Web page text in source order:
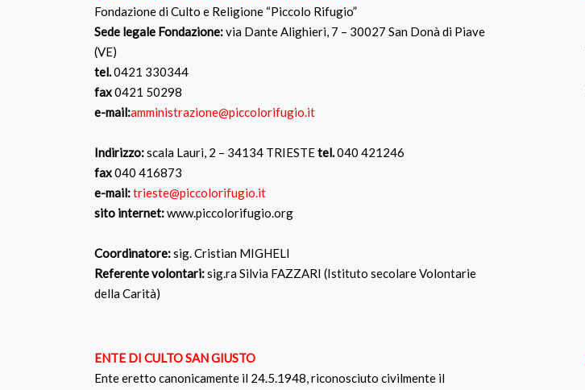
Fondazione di Culto e Religione “Piccolo Rifugio”
Sede legale Fondazione:via Dante Alighieri, 7 – 30027 San Donà di Piave
(VE)
tel.0421 330344
fax0421 50298
e-mail:amministrazione@piccolorifugio.it
Indirizzo:scala Lauri, 2 – 34134 TRIESTEtel.040 421246
fax040 416873
e-mail:trieste@piccolorifugio.it
sito internet:www.piccolorifugio.org
Coordinatore:sig. Cristian MIGHELI
Referente volontari:sig.ra Silvia FAZZARI (Istituto secolare Volontarie
della Carità)
ENTE DI CULTO SAN GIUSTO
Ente eretto canonicamente il 24.5.1948, riconosciuto civilmente il